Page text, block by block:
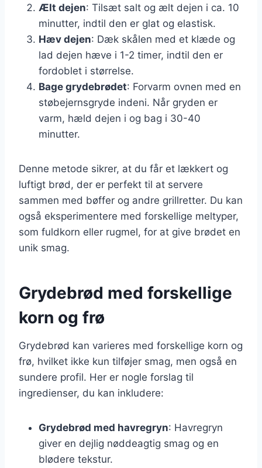
Ælt dejen: Tilsæt salt og ælt dejen i ca. 10
minutter, indtil den er glat og elastisk.
Hæv dejen: Dæk skålen med et klæde og
lad dejen hæve i 1-2 timer, indtil den er
fordoblet i størrelse.
Bage grydebrødet: Forvarm ovnen med en
støbejernsgryde indeni. Når gryden er
varm, hæld dejen i og bag i 30-40
minutter.
Denne metode sikrer, at du får et lækkert og
luftigt brød, der er perfekt til at servere
sammen med bøffer og andre grillretter. Du kan
også eksperimentere med forskellige meltyper,
som fuldkorn eller rugmel, for at give brødet en
unik smag.
Grydebrød med forskellige
korn og frø
Grydebrød kan varieres med forskellige korn og
frø, hvilket ikke kun tilføjer smag, men også en
sundere profil. Her er nogle forslag til
ingredienser, du kan inkludere:
Grydebrød med havregryn: Havregryn
giver en dejlig nøddeagtig smag og en
blødere tekstur.